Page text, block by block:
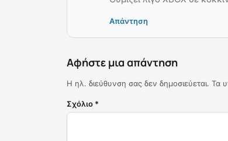
Απάντηση
Αφήστε μια απάντηση
Η ηλ. διεύθυνση σας δεν δημοσιεύεται. Τα
Σχόλιο *